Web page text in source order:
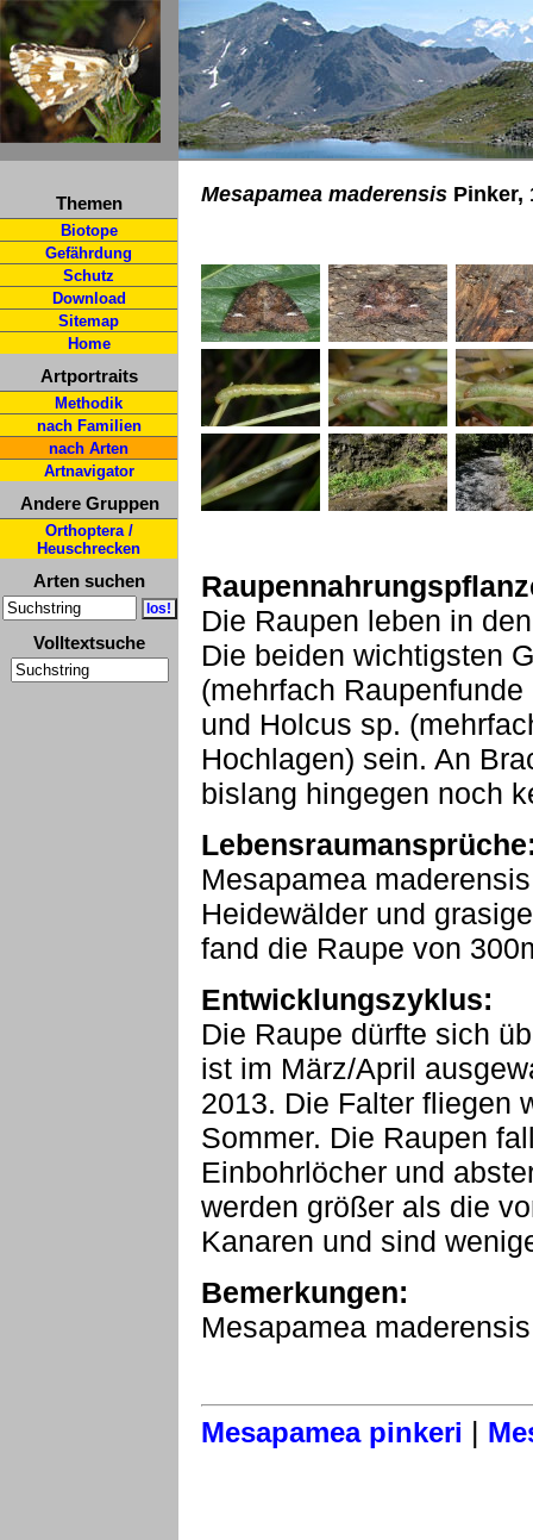
Themen
Biotope
Gefährdung
Schutz
Download
Sitemap
Home
Artportraits
Methodik
nach Familien
nach Arten
Artnavigator
Andere Gruppen
Orthoptera /
Heuschrecken
Arten suchen
Volltextsuche
Mesapamea maderensis Pinker,
Die Raupen leben in
Die beiden wichtigsten
(mehrfach
und Holcus sp.
Hochlagen) sein. An
bislang hingegen noch
Mesapamea
Heidewälder und
fand die Raupe von
Entwicklungszyklus:
Die Raupe dürfte sich
ist im März/April
2013. Die Falter fliegen
Sommer. Die Raupen
Einbohrlöcher und
werden größer als die
Kanaren und sind
Bemerkungen:
Mesapamea
Mesapamea pinkeri |